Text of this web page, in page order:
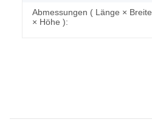
Abmessungen ( Länge × Breite
× Höhe ):